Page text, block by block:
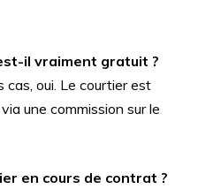
il vraiment gratuit ?
cas, oui. Le courtier est
une commission sur le
en cours de contrat ?